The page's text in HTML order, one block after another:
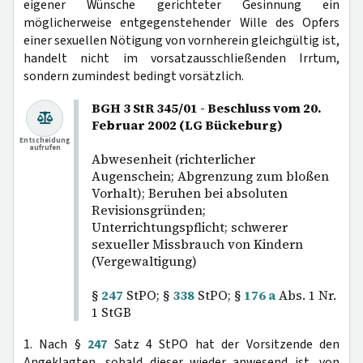
eigener Wünsche gerichteter Gesinnung ein
möglicherweise entgegenstehender Wille des Opfers
einer sexuellen Nötigung von vornherein gleichgültig ist,
handelt nicht im vorsatzausschließenden Irrtum,
sondern zumindest bedingt vorsätzlich.
BGH 3 StR 345/01 - Beschluss vom 20.
Februar 2002 (LG Bückeburg)
Abwesenheit (richterlicher
Augenschein; Abgrenzung zum bloßen
Vorhalt); Beruhen bei absoluten
Revisionsgründen;
Unterrichtungspflicht; schwerer
sexueller Missbrauch von Kindern
(Vergewaltigung)
§ 247 StPO; § 338 StPO; § 176 aAbs. 1 Nr.
1 StGB
Entscheidung
aufrufen
1. Nach § 247 Satz 4 StPO hat der Vorsitzende den